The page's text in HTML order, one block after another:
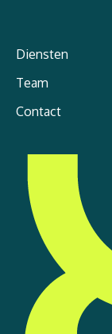
Diensten
Team
Contact